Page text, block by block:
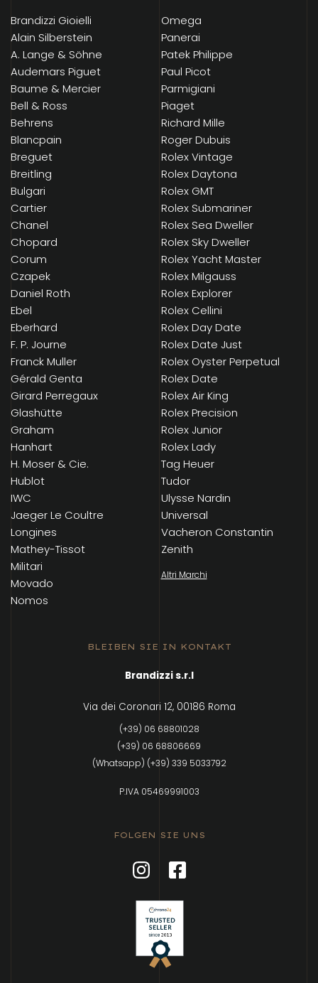
Brandizzi Gioielli
Alain Silberstein
A. Lange & Söhne
Audemars Piguet
Baume & Mercier
Bell & Ross
Behrens
Blancpain
Breguet
Breitling
Bulgari
Cartier
Chanel
Chopard
Corum
Czapek
Daniel Roth
Ebel
Eberhard
F. P. Journe
Franck Muller
Gérald Genta
Girard Perregaux
Glashütte
Graham
Hanhart
H. Moser & Cie.
Hublot
IWC
Jaeger Le Coultre
Longines
Mathey-Tissot
Militari
Movado
Nomos
Omega
Panerai
Patek Philippe
Paul Picot
Parmigiani
Piaget
Richard Mille
Roger Dubuis
Rolex Vintage
Rolex Daytona
Rolex GMT
Rolex Submariner
Rolex Sea Dweller
Rolex Sky Dweller
Rolex Yacht Master
Rolex Milgauss
Rolex Explorer
Rolex Cellini
Rolex Day Date
Rolex Date Just
Rolex Oyster Perpetual
Rolex Date
Rolex Air King
Rolex Precision
Rolex Junior
Rolex Lady
Tag Heuer
Tudor
Ulysse Nardin
Universal
Vacheron Constantin
Zenith
Altri Marchi
BLEIBEN SIE IN KONTAKT
Brandizzi s.r.l
Via dei Coronari 12, 00186 Roma
(+39) 06 68801028
(+39) 06 68806669
(Whatsapp) (+39) 339 5033792
P.IVA 05469991003
FOLGEN SIE UNS